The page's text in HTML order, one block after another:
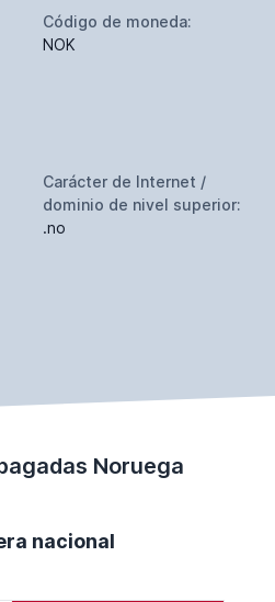
Código de moneda:
NOK
Carácter de Internet /
dominio de nivel superior:
.no
Noruega
nacional